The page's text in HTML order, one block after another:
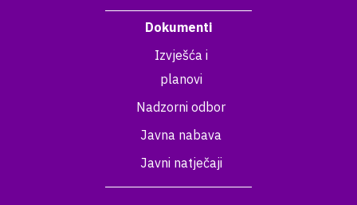
Dokumenti
Izvješća i
planovi
Nadzorni odbor
Javna nabava
Javni natječaji